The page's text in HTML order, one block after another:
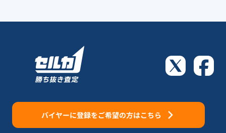
バイヤーに登録をご希望の方はこちら